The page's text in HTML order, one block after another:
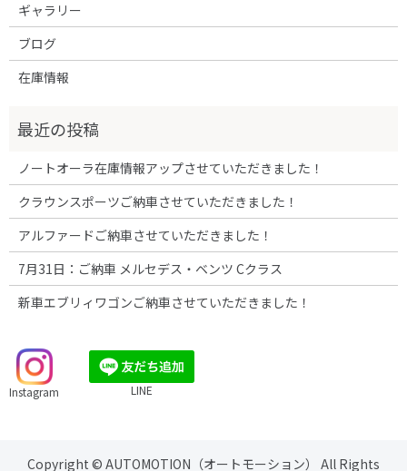
ギャラリー
ブログ
在庫情報
ノートオーラ在庫情報アップさせていただきました！
クラウンスポーツご納車させていただきました！
アルファードご納車させていただきました！
7月31日：ご納車 メルセデス・ベンツ Cクラス
新車エブリィワゴンご納車させていただきました！
Instagram LINE
Copyright © AUTOMOTION（オートモーション） All Rights